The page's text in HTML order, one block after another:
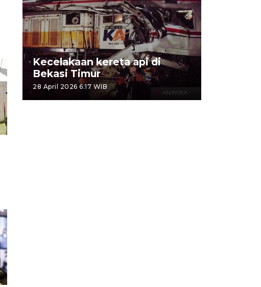
Kecelakaan kereta api di
Bekasi Timur
28 April 2026 6:17 WIB